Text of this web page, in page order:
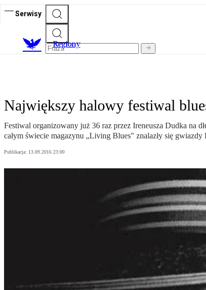
Serwisy
Regiony
Największy halowy festiwal
Festiwal organizowany już 36 raz przez Ireneusza Dudka na
całym świecie magazynu „Living Blues" znalazły się
Publikacja: 13.09.2016 23:00